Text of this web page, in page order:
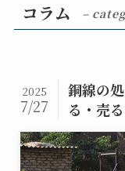
コラム –
銅線の
る・売
2025
7/27